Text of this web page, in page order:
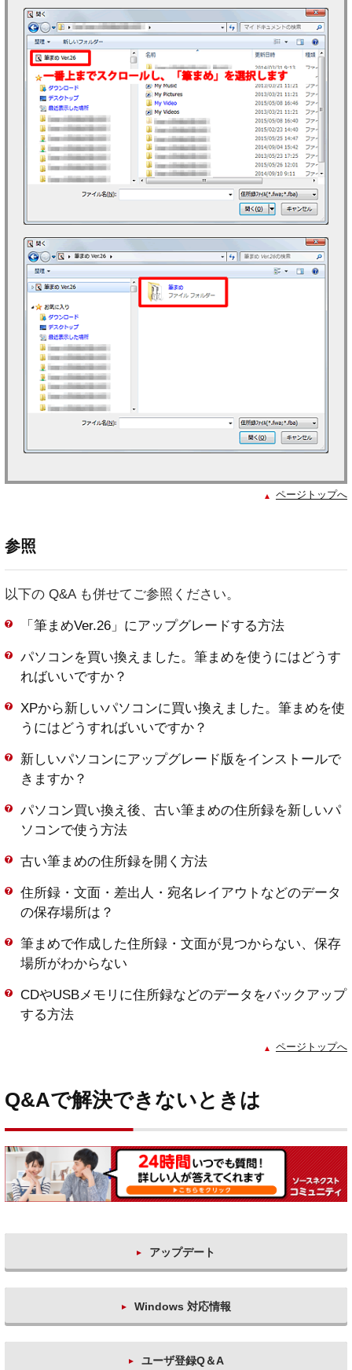
ページトップへ
参照
以下の Q&A も併せてご参照ください。
「筆まめVer.26」にアップグレードする方法
パソコンを買い換えました。筆まめを使うにはどうす
ればいいですか？
XPから新しいパソコンに買い換えました。筆まめを使
うにはどうすればいいですか？
新しいパソコンにアップグレード版をインストールで
きますか？
パソコン買い換え後、古い筆まめの住所録を新しいパ
ソコンで使う方法
古い筆まめの住所録を開く方法
住所録・文面・差出人・宛名レイアウトなどのデータ
の保存場所は？
筆まめで作成した住所録・文面が見つからない、保存
場所がわからない
CDやUSBメモリに住所録などのデータをバックアップ
する方法
ページトップへ
Q&Aで解決できないときは
アップデート
Windows 対応情報
ユーザ登録Q＆A